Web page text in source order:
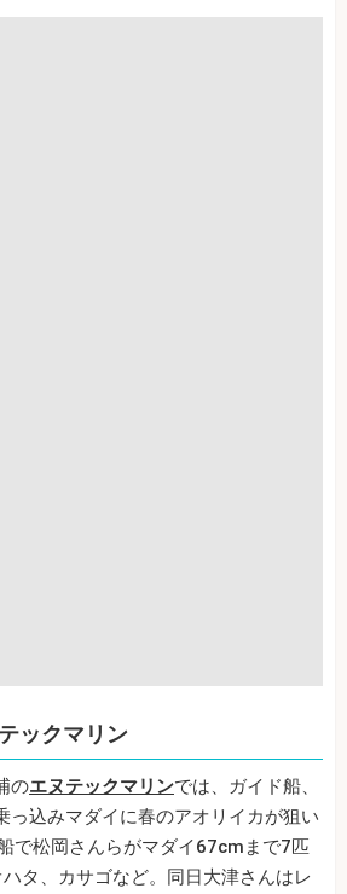
ックマリン
のエヌテックマリンでは、ガイド船、
っ込みマダイに春のアオリイカが狙い
で松岡さんらがマダイ67cmまで7匹
タ、カサゴなど。同日大津さんはレ